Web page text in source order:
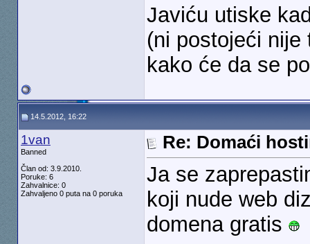
Javiću utiske
(ni postojeći nije
kako će da se
14.5.2012, 16:22
1van
Banned
Član od: 3.9.2010.
Poruke: 6
Zahvalnice: 0
Zahvaljeno 0 puta na 0 poruka
Re: Domaći
Ja se
koji nude web
domena gratis